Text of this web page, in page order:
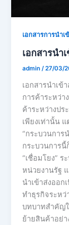
เอกสารการนำเ
เอกสารนำ
admin /27/03/
เอกสารนำเข้
การค้าระหว่า
ค้าระหว่างป
เพียงเท่านั้น
“กระบวนการ
กระบวนการนี้
“เชื่อมโยง”
หน่วยงานรัฐ
นำเข้าส่งออก
ทำธุรกิจระหว่
บทบาทสำคัญ
ย้ายสินค้าอย่